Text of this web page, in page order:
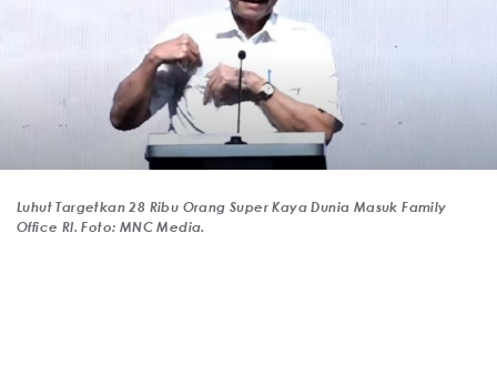
Luhut Targetkan 28 Ribu Orang Super Kaya Dunia Masuk Family
Office RI. Foto: MNC Media.